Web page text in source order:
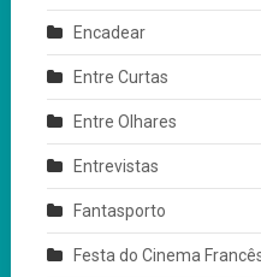
Encadear
Entre Curtas
Entre Olhares
Entrevistas
Fantasporto
Festa do Cinema